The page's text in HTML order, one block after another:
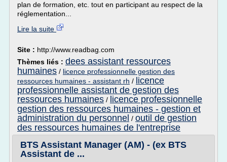
plan de formation, etc. tout en participant au respect de la
réglementation...
Lire la suite
Site : http://www.readbag.com
Thèmes liés : dees assistant ressources
humaines / licence professionnelle gestion des
ressources humaines - assistant rh / licence
professionnelle assistant de gestion des
ressources humaines / licence professionnelle
gestion des ressources humaines - gestion et
administration du personnel / outil de gestion
des ressources humaines de l'entreprise
BTS Assistant Manager (AM) - (ex BTS
Assistant de ...